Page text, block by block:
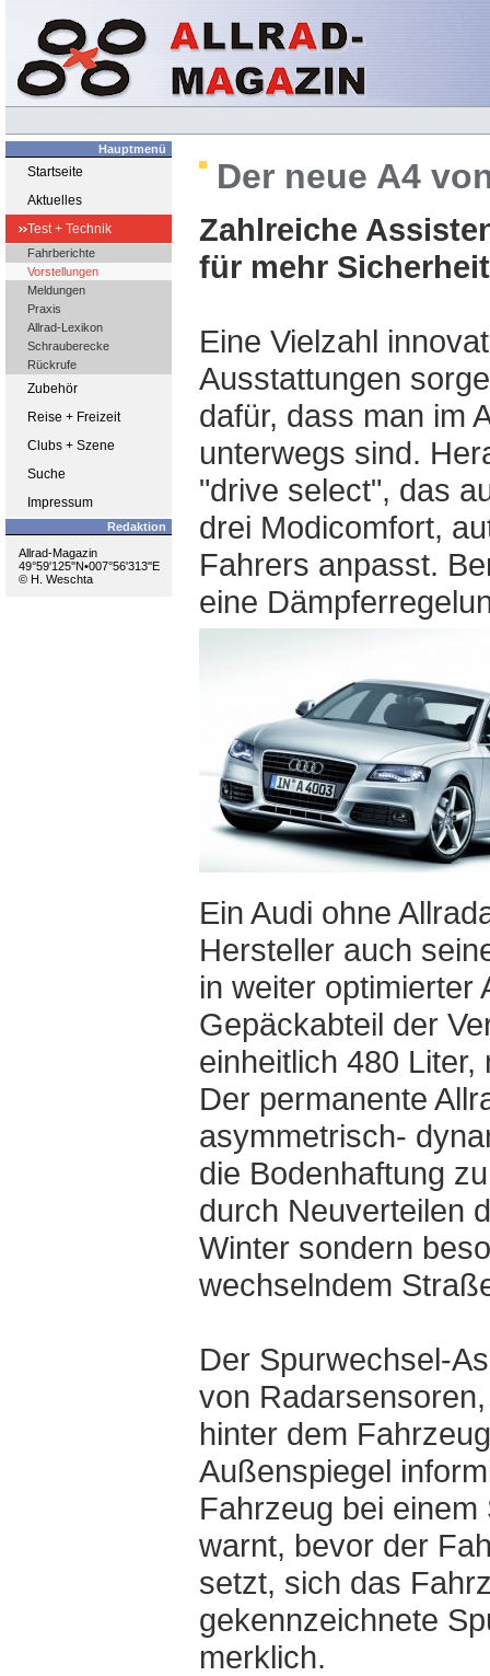
Hauptmenü
Startseite
Aktuelles
Test + Technik
Fahrberichte
Vorstellungen
Meldungen
Praxis
Allrad-Lexikon
Schrauberecke
Rückrufe
Zubehör
Reise + Freizeit
Clubs + Szene
Suche
Impressum
Redaktion
Allrad-Magazin
49°59'125''N•007°56'313''E
© H. Weschta
Der neue A4
Zahlreiche
für mehr
Eine Vielzahl
Ausstattungen
dafür, dass man im
unterwegs sind.
"drive select", das
drei Modicomfort,
Fahrers anpasst.
eine
Ein Audi ohne
Hersteller auch
in weiter optimierter
Gepäckabteil der
einheitlich 480
Der permanente
asymmetrisch-
die Bodenhaftung
durch Neuverteilen
Winter sondern
wechselndem
Der Spurwechsel-
von
hinter dem
Außenspiegel
Fahrzeug bei
warnt, bevor der
setzt, sich das
gekennzeichnete
merklich.